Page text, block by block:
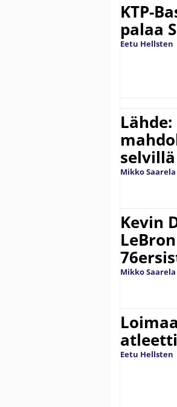
KTP-
palaa
Eetu Hellsten
selvillä
Mikko Saarela
Kevin
Mikko Saarela
Eetu Hellsten